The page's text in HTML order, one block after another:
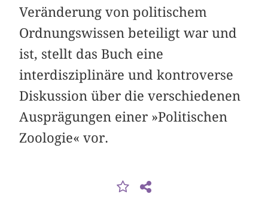
Veränderung von politischem
Ordnungswissen beteiligt war und
ist, stellt das Buch eine
interdisziplinäre und kontroverse
Diskussion über die verschiedenen
Ausprägungen einer »Politischen
Zoologie« vor.